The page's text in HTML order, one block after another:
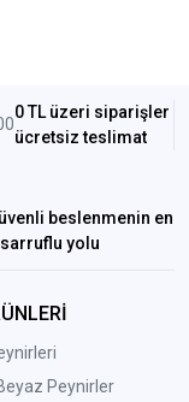
0 TL üzeri siparişler
ücretsiz teslimat
beslenmenin en
yolu
Peynirler